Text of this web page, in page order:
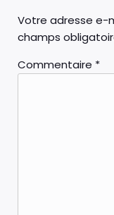
Votre adresse e-
champs
Commentaire *